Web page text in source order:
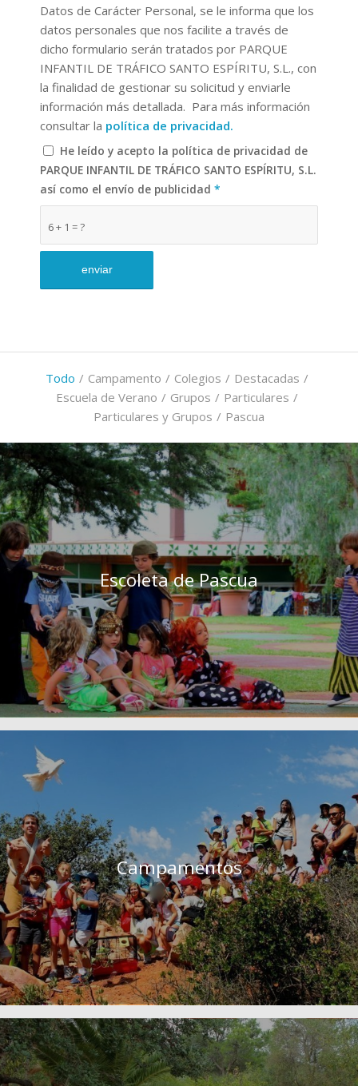
Datos de Carácter Personal, se le informa que los
datos personales que nos facilite a través de
dicho formulario serán tratados por PARQUE
INFANTIL DE TRÁFICO SANTO ESPÍRITU, S.L., con
la finalidad de gestionar su solicitud y enviarle
información más detallada. Para más información
consultar la política de privacidad.
He leído y acepto la política de privacidad de
PARQUE INFANTIL DE TRÁFICO SANTO ESPÍRITU, S.L.
así como el envío de publicidad *
6 + 1 = ?
Todo / Campamento / Colegios / Destacadas /
Escuela de Verano / Grupos / Particulares /
Particulares y Grupos / Pascua
Escoleta de Pascua
Campamentos